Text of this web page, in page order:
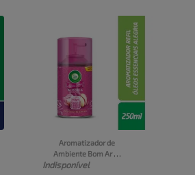
Aromatizador de
Ambiente Bom Ar
Automático Aerossol
Indisponível